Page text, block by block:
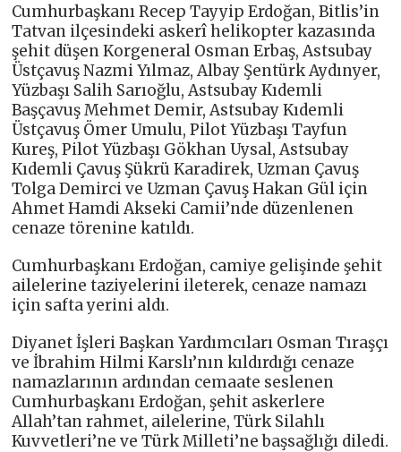
Cumhurbaşkanı Recep Tayyip Erdoğan, Bitlis’in
Tatvan ilçesindeki askerî helikopter kazasında
şehit düşen Korgeneral Osman Erbaş, Astsubay
Üstçavuş Nazmi Yılmaz, Albay Şentürk Aydınyer,
Yüzbaşı Salih Sarıoğlu, Astsubay Kıdemli
Başçavuş Mehmet Demir, Astsubay Kıdemli
Üstçavuş Ömer Umulu, Pilot Yüzbaşı Tayfun
Kureş, Pilot Yüzbaşı Gökhan Uysal, Astsubay
Kıdemli Çavuş Şükrü Karadirek, Uzman Çavuş
Tolga Demirci ve Uzman Çavuş Hakan Gül için
Ahmet Hamdi Akseki Camii’nde düzenlenen
cenaze törenine katıldı.
Cumhurbaşkanı Erdoğan, camiye gelişinde şehit
ailelerine taziyelerini ileterek, cenaze namazı
için safta yerini aldı.
Diyanet İşleri Başkan Yardımcıları Osman Tıraşçı
ve İbrahim Hilmi Karslı’nın kıldırdığı cenaze
namazlarının ardından cemaate seslenen
Cumhurbaşkanı Erdoğan, şehit askerlere
Allah’tan rahmet, ailelerine, Türk Silahlı
Kuvvetleri’ne ve Türk Milleti’ne başsağlığı diledi.